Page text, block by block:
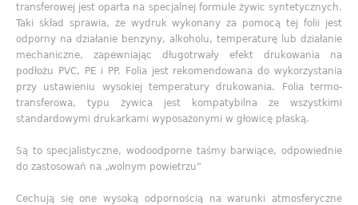
transferowej jest oparta na specjalnej formule żywic syntetycznych.
Taki skład sprawia, że wydruk wykonany za pomocą tej folii jest
odporny na działanie benzyny, alkoholu, temperaturę lub działanie
mechaniczne, zapewniając długotrwały efekt drukowania na
podłożu PVC, PE i PP. Folia jest rekomendowana do wykorzystania
przy ustawieniu wysokiej temperatury drukowania. Folia termo-
transferowa, typu żywica jest kompatybilna ze wszystkimi
standardowymi drukarkami wyposażonymi w głowicę płaską.
Są to specjalistyczne, wodoodporne taśmy barwiące, odpowiednie
do zastosowań na „wolnym powietrzu”
Cechują się one wysoką odpornością na warunki atmosferyczne